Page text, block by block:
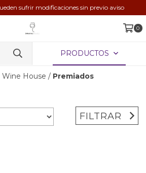
sufrir modificaciones sin previo aviso
0
PRODUCTOS
Wine House / Premiados
FILTRAR